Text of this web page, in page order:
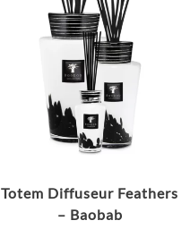
Totem Diffuseur Feathers
– Baobab